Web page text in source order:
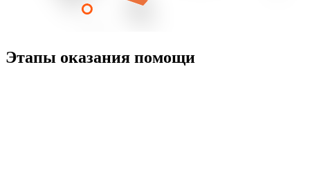
Этапы оказания помощи